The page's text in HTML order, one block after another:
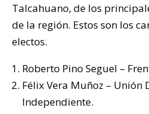
Talcahuano, de los
de la región. Estos son los
electos.
Roberto Pino Seguel –
Félix Vera Muñoz – Unión
Independiente.